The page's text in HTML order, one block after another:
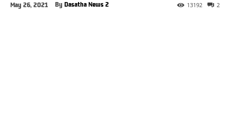
May 26, 2021 By Dasatha News 2 2
13192